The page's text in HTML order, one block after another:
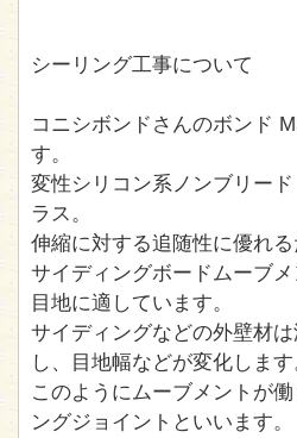
シーリング工事について
コニシボンドさんのボンド
す。
変性シリコン系ノンブリー
ラス。
伸縮に対する追随性に優れる
サイディングボードムーブ
目地に適しています。
サイディングなどの外壁材
し、目地幅などが変化します
このようにムーブメントが
ングジョイントといいます。